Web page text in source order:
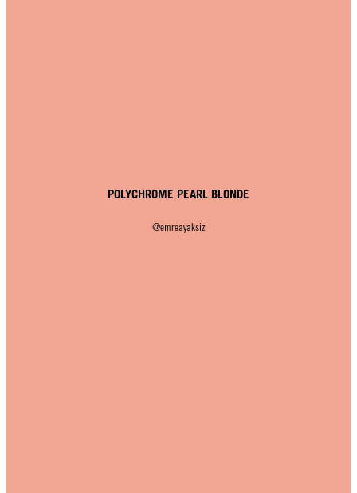
POLYCHROME PEARL BLONDE
@emreayaksiz